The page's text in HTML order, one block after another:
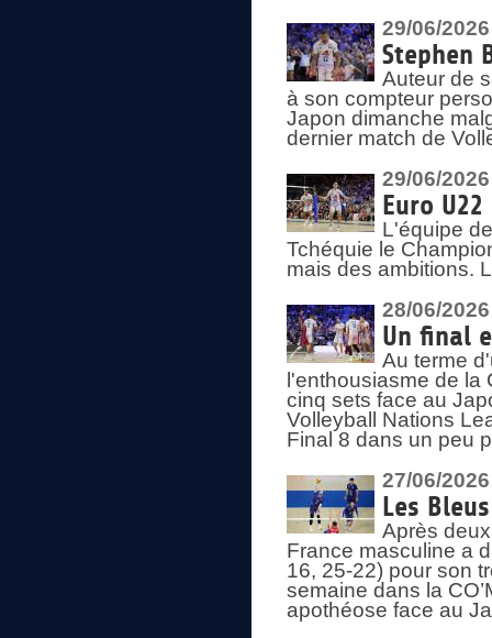
29/06/2026
Stephen
Auteur de
à son compteur
Japon dimanche
dernier match de
29/06/2026
Euro
L'équipe
Tchéquie le
mais des ambitions.
28/06/2026
Un final
Au terme
l'enthousiasme de
cinq sets face au
Volleyball Nations
Final 8 dans un peu
27/06/2026
Les
Après
France masculine a
16, 25-22) pour son
semaine dans la
apothéose face au